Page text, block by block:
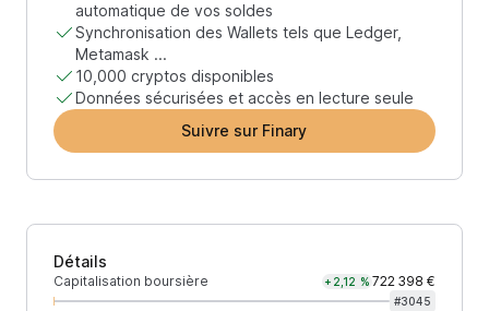
automatique de vos soldes
Synchronisation des Wallets tels que Ledger,
Metamask ...
10,000 cryptos disponibles
Données sécurisées et accès en lecture seule
Suivre sur Finary
Détails
Capitalisation boursière +2,12 % 722 398 €
#3045